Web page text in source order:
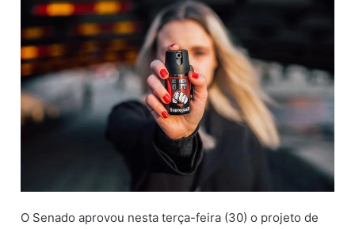
e
u
m
e
m
O Senado aprovou nesta terça-feira (30) o projeto de